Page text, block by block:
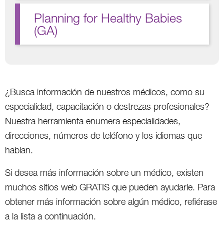
Planning for Healthy Babies
(GA)
¿Busca información de nuestros médicos, como su
especialidad, capacitación o destrezas profesionales?
Nuestra herramienta enumera especialidades,
direcciones, números de teléfono y los idiomas que
hablan.
Si desea más información sobre un médico, existen
muchos sitios web GRATIS que pueden ayudarle. Para
obtener más información sobre algún médico, refiérase
a la lista a continuación.